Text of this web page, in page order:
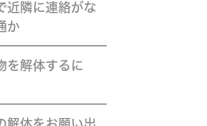
近隣に連絡がな
か
を解体するに